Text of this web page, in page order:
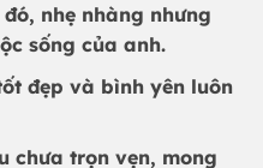
nhẹ nhàng nhưng
sống của anh.
đẹp và bình yên luôn
chưa trọn vẹn, mong